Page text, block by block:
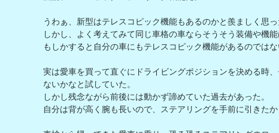
うわぁ、新型はテレスコピック機能もあるのかと羨ましく思っ
しかし、よく考えてみて同じ車格の車ならそうそう装備や機能
もしかすると自分の車にもテレスコピック機能があるのではな
実は愛車を買って直ぐにドライビングポジションを決める時
ないかなと試していた。
しかし残念ながら前後には動かず諦めていた過去があった。
自分は背が高く腕も長いので、ステアリングを手前に引きたか